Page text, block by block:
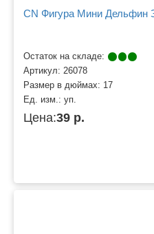
CN Фигура Мини Дельфин
Остаток на складе:
Артикул: 26078
Размер в дюймах: 17
Ед. изм.: уп.
Цена:39 р.